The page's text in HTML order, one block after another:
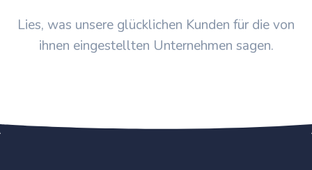
Lies, was unsere glücklichen Kunden für die von
ihnen eingestellten Unternehmen sagen.